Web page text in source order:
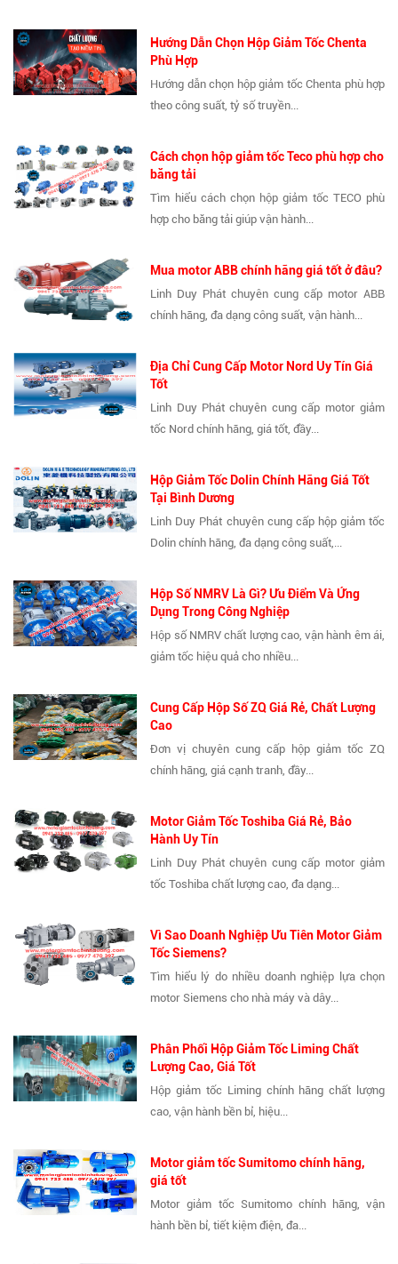
Hướng Dẫn Chọn Hộp Giảm Tốc Chenta
Phù Hợp
Hướng dẫn chọn hộp giảm tốc Chenta phù hợp
theo công suất, tỷ số truyền...
Cách chọn hộp giảm tốc Teco phù hợp cho
băng tải
Tìm hiểu cách chọn hộp giảm tốc TECO phù
hợp cho băng tải giúp vận hành...
Mua motor ABB chính hãng giá tốt ở đâu?
Linh Duy Phát chuyên cung cấp motor ABB
chính hãng, đa dạng công suất, vận hành...
Địa Chỉ Cung Cấp Motor Nord Uy Tín Giá
Tốt
Linh Duy Phát chuyên cung cấp motor giảm
tốc Nord chính hãng, giá tốt, đầy...
Hộp Giảm Tốc Dolin Chính Hãng Giá Tốt
Tại Bình Dương
Linh Duy Phát chuyên cung cấp hộp giảm tốc
Dolin chính hãng, đa dạng công suất,...
Hộp Số NMRV Là Gì? Ưu Điểm Và Ứng
Dụng Trong Công Nghiệp
Hộp số NMRV chất lượng cao, vận hành êm ái,
giảm tốc hiệu quả cho nhiều...
Cung Cấp Hộp Số ZQ Giá Rẻ, Chất Lượng
Cao
Đơn vị chuyên cung cấp hộp giảm tốc ZQ
chính hãng, giá cạnh tranh, đầy...
Motor Giảm Tốc Toshiba Giá Rẻ, Bảo
Hành Uy Tín
Linh Duy Phát chuyên cung cấp motor giảm
tốc Toshiba chất lượng cao, đa dạng...
Vì Sao Doanh Nghiệp Ưu Tiên Motor Giảm
Tốc Siemens?
Tìm hiểu lý do nhiều doanh nghiệp lựa chọn
motor Siemens cho nhà máy và dây...
Phân Phối Hộp Giảm Tốc Liming Chất
Lượng Cao, Giá Tốt
Hộp giảm tốc Liming chính hãng chất lượng
cao, vận hành bền bỉ, hiệu...
Motor giảm tốc Sumitomo chính hãng,
giá tốt
Motor giảm tốc Sumitomo chính hãng, vận
hành bền bỉ, tiết kiệm điện, đa...